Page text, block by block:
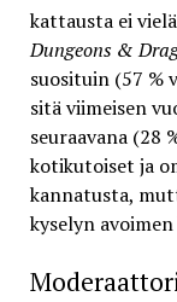
kattausta ei
Dungeons &
suosituin (57 %
sitä viimeisen
seuraavana (28
kotikutoiset ja
kannatusta,
kyselyn